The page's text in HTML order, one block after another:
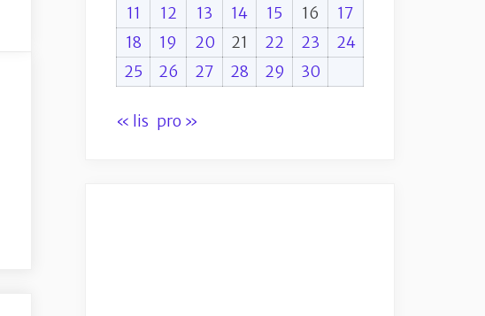
11
12 13 14 15 16
17
18
19 20 21 22 23
24
25
26 27 28 29 30
« lis pro »